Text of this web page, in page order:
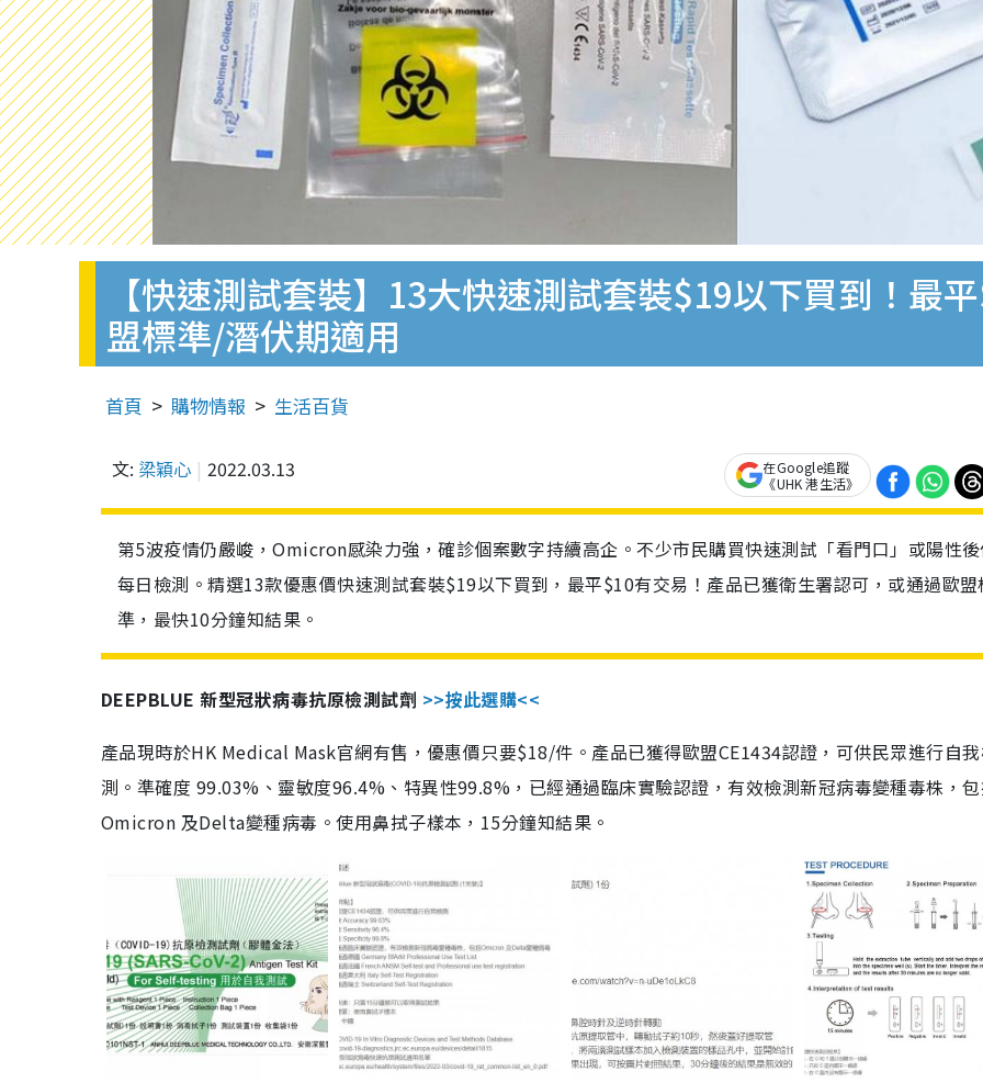
【快速測試套裝】13大快速測試套裝$19以下買到！最
盟標準/潛伏期適用
首頁 購物情報 生活百貨
文: 梁穎心 2022.03.13
在Google追蹤
《UHK 港生活》
第5波疫情仍嚴峻，Omicron感染力強，確診個案數字持續高企。不少市民購買快速測試「看門口」或陽性
每日檢測。精選13款優惠價快速測試套裝$19以下買到，最平$10有交易！產品已獲衛生署認可，或通過歐盟
準，最快10分鐘知結果。
DEEPBLUE 新型冠狀病毒抗原檢測試劑 >>按此選購<<
產品現時於HK Medical Mask官網有售，優惠價只要$18/件。產品已獲得歐盟CE1434認證，可供民眾進行自
測。準確度 99.03%、靈敏度96.4%、特異性99.8%，已經通過臨床實驗認證，有效檢測新冠病毒變種毒株，
Omicron 及Delta變種病毒。使用鼻拭子樣本，15分鐘知結果。